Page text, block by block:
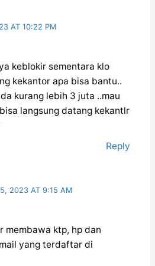
AT 10:22 PM
keblokir sementara klo
kekantor apa bisa bantu..
kurang lebih 3 juta ..mau
langsung datang kekantlr
Reply
2023 AT 9:15 AM
membawa ktp, hp dan
yang terdaftar di